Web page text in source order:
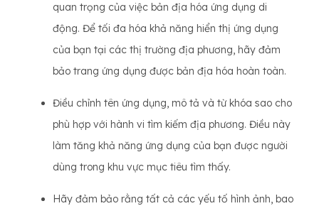
quan trọng của việc bản địa hóa ứng dụng di
động. Để tối đa hóa khả năng hiển thị ứng dụng
của bạn tại các thị trường địa phương, hãy đảm
bảo trang ứng dụng được bản địa hóa hoàn toàn.
Điều chỉnh tên ứng dụng, mô tả và từ khóa sao cho
phù hợp với hành vi tìm kiếm địa phương. Điều này
làm tăng khả năng ứng dụng của bạn được người
dùng trong khu vực mục tiêu tìm thấy.
Hãy đảm bảo rằng tất cả các yếu tố hình ảnh, bao